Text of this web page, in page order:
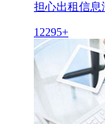
担心出租信息
12295+